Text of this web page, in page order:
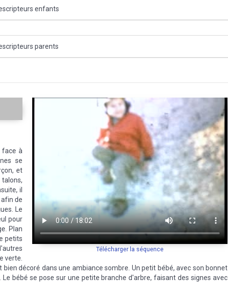
enfants
Viviers (Ardèche)
parents
Télécharger la séquence
face à
se
et
il
de
Le
pour
Plan
petits
verte.
bien décoré dans une ambiance sombre. Un petit bébé, avec son bonnet
bébé se pose sur une petite branche d'arbre, faisant des signes avec